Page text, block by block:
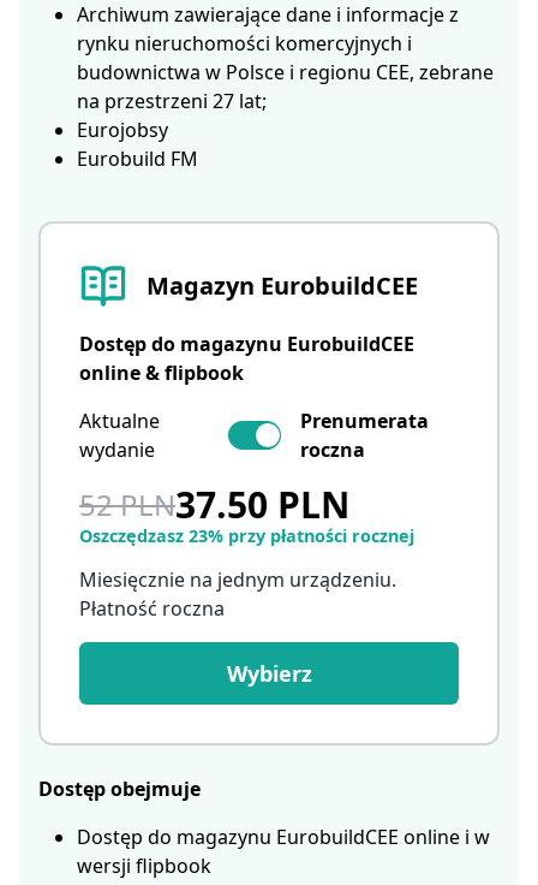
Magazyn EurobuildCEE
Dostęp do magazynu EurobuildCEE
online & flipbook
Aktualne
wydanie
Prenumerata
roczna
52 PLN37.50 PLN
Oszczędzasz 23% przy płatności rocznej
Miesięcznie na jednym urządzeniu.
Płatność roczna
Wybierz
Dostęp obejmuje
Dostęp do magazynu EurobuildCEE online i w
wersji flipbook
Archiwum zawierające dane i informacje z
rynku nieruchomości komercyjnych i
budownictwa w Polsce i regionu CEE, zebrane
na przestrzeni 27 lat;
Eurojobsy
Eurobuild FM